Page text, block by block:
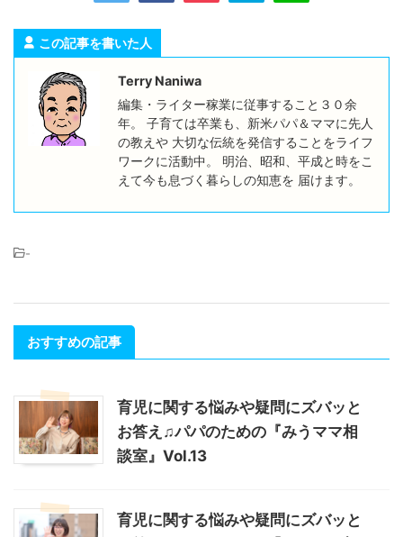
この記事を書いた人
Terry Naniwa
編集・ライター稼業に従事すること３０余
年。 子育ては卒業も、新米パパ＆ママに先人
の教えや 大切な伝統を発信することをライフ
ワークに活動中。 明治、昭和、平成と時をこ
えて今も息づく暮らしの知恵を 届けます。
-
おすすめの記事
育児に関する悩みや疑問にズバッと
お答え♫パパのための『みうママ相
談室』Vol.13
育児に関する悩みや疑問にズバッと